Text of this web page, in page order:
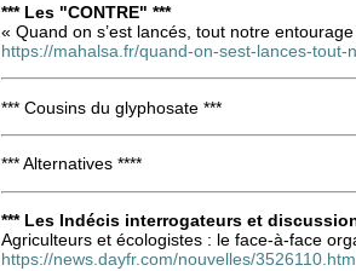
*** Les "CONTRE" ***
« Quand on s’est lancés, tout notre
https://mahalsa.fr/quand-on-sest-lances-
*** Cousins du glyphosate ***
*** Alternatives ****
*** Les Indécis interrogateurs et
Agriculteurs et écologistes : le face-à-face
https://news.dayfr.com/nouvelles/